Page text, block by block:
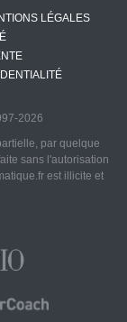
LÉGALES
2026
par quelque
sans l'autorisation
est illicite et